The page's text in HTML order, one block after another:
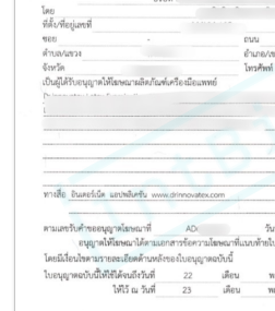
ฆพ. ใบอนุญาตโฆษณา
ฆพ. คือ ใบอนุญาตโฆษณาเครื่องมือแพท
แพทย์หรืออุปกรณ์ทางการแพทย์นั้น
มีสิ่งหนึ่งที่ผู้ประกอบการจำเป็นต้องมีอย่